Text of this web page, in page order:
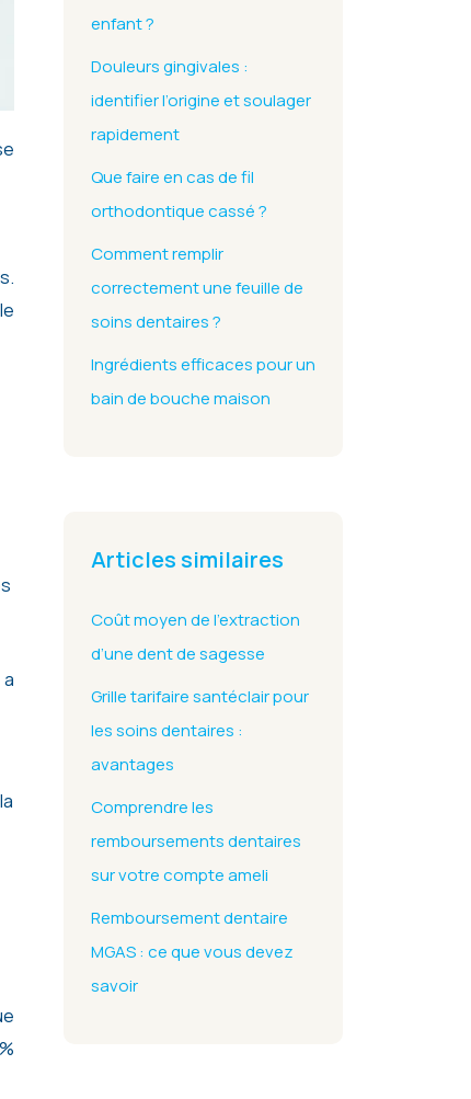
enfant ?
Douleurs gingivales :
identifier l’origine et soulager
rapidement
Que faire en cas de fil
orthodontique cassé ?
Comment remplir
correctement une feuille de
soins dentaires ?
Ingrédients efficaces pour un
bain de bouche maison
Articles similaires
Coût moyen de l’extraction
d’une dent de sagesse
Grille tarifaire santéclair pour
les soins dentaires :
avantages
Comprendre les
remboursements dentaires
sur votre compte ameli
Remboursement dentaire
MGAS : ce que vous devez
savoir